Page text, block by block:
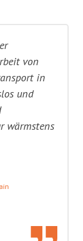
von
in
und
wärmstens